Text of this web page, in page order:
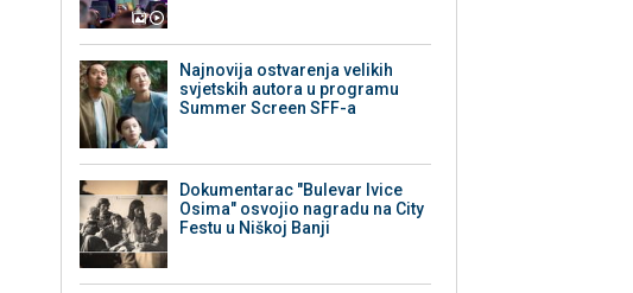
Najnovija ostvarenja velikih
svjetskih autora u programu
Summer Screen SFF-a
Dokumentarac "Bulevar Ivice
Osima" osvojio nagradu na City
Festu u Niškoj Banji